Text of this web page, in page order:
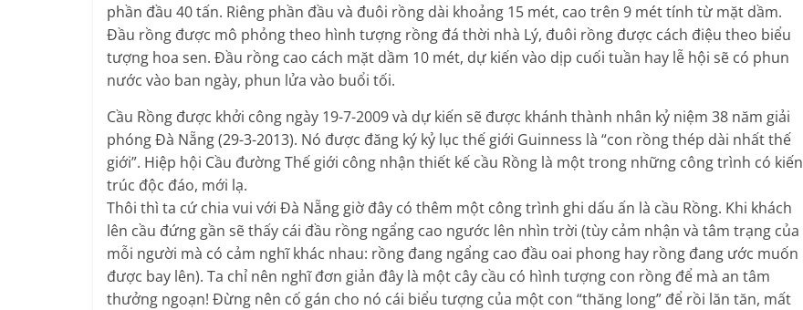
phần đầu 40 tấn. Riêng phần đầu và đuôi rồng dài khoảng 15 mét, cao trên 9 mét tính từ mặt dầm.
Đầu rồng được mô phỏng theo hình tượng rồng đá thời nhà Lý, đuôi rồng được cách điệu theo biểu
tượng hoa sen. Đầu rồng cao cách mặt dầm 10 mét, dự kiến vào dịp cuối tuần hay lễ hội sẽ có phun
nước vào ban ngày, phun lửa vào buổi tối.
Cầu Rồng được khởi công ngày 19-7-2009 và dự kiến sẽ được khánh thành nhân kỷ niệm 38 năm giải
phóng Đà Nẵng (29-3-2013). Nó được đăng ký kỷ lục thế giới Guinness là “con rồng thép dài nhất thế
giới”. Hiệp hội Cầu đường Thế giới công nhận thiết kế cầu Rồng là một trong những công trình có kiến
trúc độc đáo, mới lạ.
Thôi thì ta cứ chia vui với Đà Nẵng giờ đây có thêm một công trình ghi dấu ấn là cầu Rồng. Khi khách
lên cầu đứng gần sẽ thấy cái đầu rồng ngẩng cao ngước lên nhìn trời (tùy cảm nhận và tâm trạng của
mỗi người mà có cảm nghĩ khác nhau: rồng đang ngẩng cao đầu oai phong hay rồng đang ước muốn
được bay lên). Ta chỉ nên nghĩ đơn giản đây là một cây cầu có hình tượng con rồng để mà an tâm
thưởng ngoạn! Đừng nên cố gán cho nó cái biểu tượng của một con “thăng long” để rồi lăn tăn, mất